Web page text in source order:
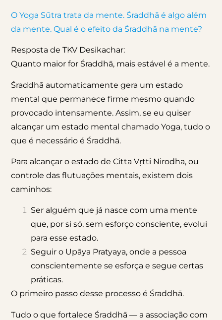
O Yoga Sūtra trata da mente. Śraddhā é algo além
da mente. Qual é o efeito da Śraddhā na mente?
Resposta de TKV Desikachar:
Quanto maior for Śraddhā, mais estável é a mente.
Śraddhā automaticamente gera um estado
mental que permanece firme mesmo quando
provocado intensamente. Assim, se eu quiser
alcançar um estado mental chamado Yoga, tudo o
que é necessário é Śraddhā.
Para alcançar o estado de Citta Vṛtti Nirodha, ou
controle das flutuações mentais, existem dois
caminhos:
Ser alguém que já nasce com uma mente
que, por si só, sem esforço consciente, evolui
para esse estado.
Seguir o Upāya Pratyaya, onde a pessoa
conscientemente se esforça e segue certas
práticas.
O primeiro passo desse processo é Śraddhā.
Tudo o que fortalece Śraddhā — a associação com